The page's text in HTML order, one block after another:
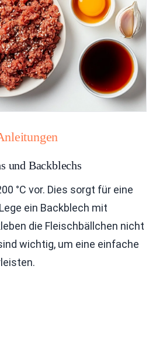
und Backblechs
°C vor. Dies sorgt für eine
ein Backblech mit
die Fleischbällchen nicht
wichtig, um eine einfache